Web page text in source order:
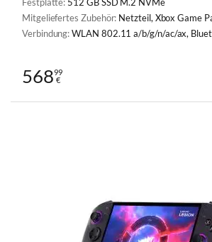
Mitgeliefertes Zubehör: Netzteil, Xbox Game Pass Ultimate (3-
Verbindung:WLAN 802.11 a/b/g/n/ac/ax,
56899
€